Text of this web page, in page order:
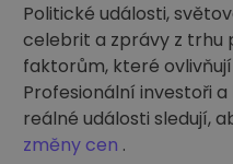
Politické události,
celebrit a zprávy z trhu
faktorům, které ovlivňují
Profesionální investoři
reálné události sledují,
změny cen .